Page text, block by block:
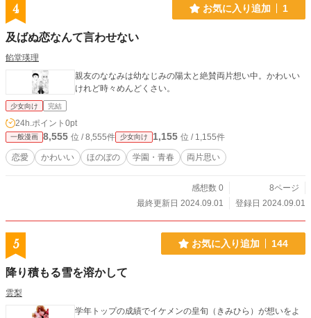
4 お気に入り追加 1
及ばぬ恋なんて言わせない
餡堂瑛理
親友のななみは幼なじみの陽太と絶賛両片想い中。かわいい
けれど時々めんどくさい。
少女向け 完結
24h.ポイント 0pt
一般漫画 8,555 位 / 8,555件 少女向け 1,155 位 / 1,155件
恋愛 かわいい ほのぼの 学園・青春 両片思い
感想数 0
8ページ
最終更新日 2024.09.01
登録日 2024.09.01
5 お気に入り追加 144
降り積もる雪を溶かして
雲梨
学年トップの成績でイケメンの皇旬（きみひら）が想いをよ